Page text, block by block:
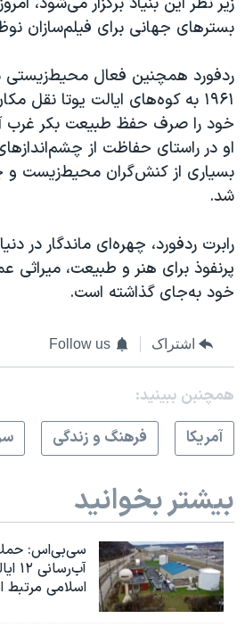
بسترهای جهانی برای فیلم‌سازان
ردفورد همچنین فعال محیط‌زیستی
۱۹۶۱ به کوه‌های ایالت یوتا نقل
خود را صرف حفظ طبیعت بکر غرب
او در راستای حفاظت از
بسیاری از کنش‌گران محیط‌زیست
شد.
رابرت ردفورد، چهره‌ای ماندگار در
پرنفوذ برای هنر و طبیعت، میراثی
خود به‌جای گذاشته است.
اشتراک Follow us
همچنبن ببینید:
آمريکا
فرهنگ و زندگی
بیشتر بخوانید
سی‌بی‌اس:
اسلامی